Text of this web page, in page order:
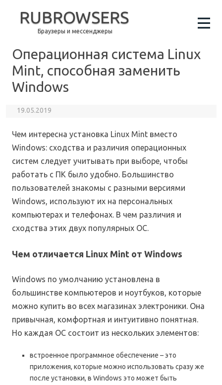
RUBROWSERS
Браузеры и мессенджеры
Операционная система Linux
Mint, способная заменить
Windows
19.05.2019
Чем интересна установка Linux Mint вместо
Windows: сходства и различия операционных
систем следует учитывать при выборе, чтобы
работать с ПК было удобно. Большинство
пользователей знакомы с разными версиями
Windows, используют их на персональных
компьютерах и телефонах. В чем различия и
сходства этих двух популярных ОС.
Чем отличается Linux Mint от Windows
Windows по умолчанию установлена в
большинстве компьютеров и ноутбуков, которые
можно купить во всех магазинах электроники. Она
привычная, комфортная и интуитивно понятная.
Но каждая ОС состоит из нескольких элементов:
встроенное программное обеспечение – это
приложения, которые можно использовать сразу же
после установки, в Windows это может быть